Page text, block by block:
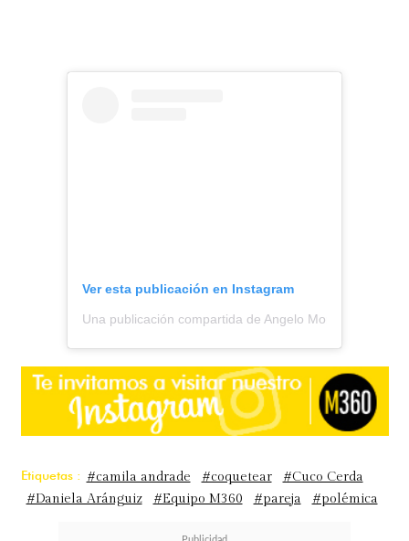
Ver esta publicación en Instagram
Una publicación compartida de Angelo Moreno || Todo
Etiquetas : #camila andrade #coquetear
#Cuco Cerda
#Daniela Aránguiz
#Equipo M360 #pareja #polémica